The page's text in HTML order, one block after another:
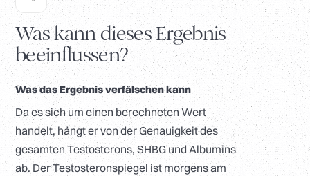
Was kann dieses Ergebnis
beeinflussen?
Was das Ergebnis verfälschen kann
Da es sich um einen berechneten Wert
handelt, hängt er von der Genauigkeit des
gesamten Testosterons, SHBG und Albumins
ab. Der Testosteronspiegel ist morgens am